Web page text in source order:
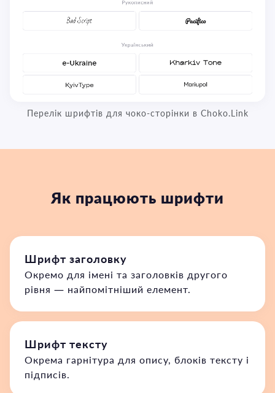
Перелік шрифтів для чоко-сторінки в Choko.Link
Як працюють шрифти
Шрифт заголовку
Окремо для імені та заголовків другого
рівня — найпомітніший елемент.
Шрифт тексту
Окрема гарнітура для опису, блоків тексту і
підписів.